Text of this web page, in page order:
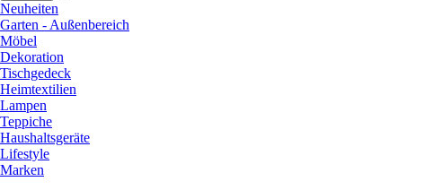
Neuheiten
Garten - Außenbereich
Möbel
Dekoration
Tischgedeck
Heimtextilien
Lampen
Teppiche
Haushaltsgeräte
Lifestyle
Marken